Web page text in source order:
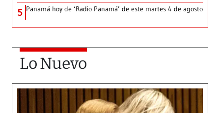
5 Panamá hoy de ‘Radio Panamá’ de este martes 4 de agosto
Lo Nuevo